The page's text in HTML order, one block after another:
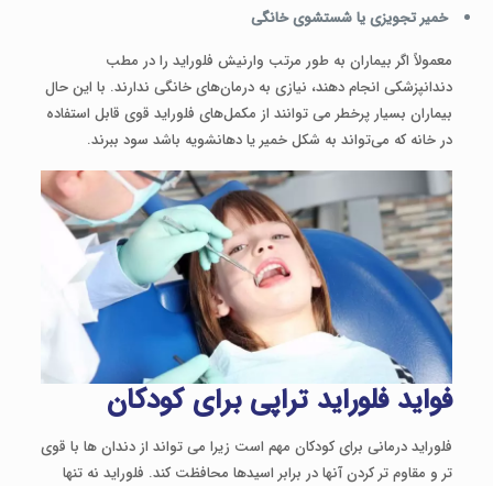
خمیر تجویزی یا شستشوی خانگی
معمولاً اگر بیماران به ‌طور مرتب وارنیش فلوراید را در مطب
دندانپزشکی انجام دهند، نیازی به درمان‌های خانگی ندارند. با این ‌حال
بیماران بسیار پرخطر می توانند از مکمل‌های فلوراید قوی قابل استفاده
در خانه که می‌تواند به شکل خمیر یا دهانشویه باشد سود ببرند.
فواید فلوراید تراپی برای کودکان
فلوراید درمانی برای کودکان مهم است زیرا می تواند از دندان ها با قوی
تر و مقاوم تر کردن آنها در برابر اسیدها محافظت کند. فلوراید نه تنها